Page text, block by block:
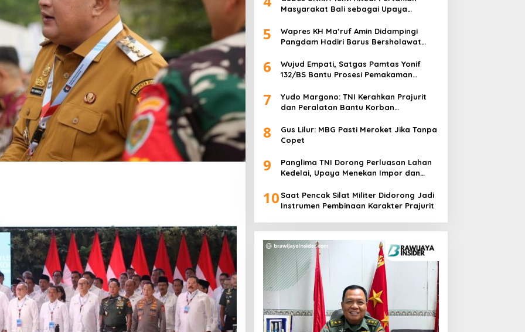
Masyarakat Bali sebagai Upaya
5
Wapres KH Ma’ruf Amin Didampingi
Pangdam Hadiri Barus Bersholawat
6
Wujud Empati, Satgas Pamtas Yonif
132/BS Bantu Prosesi Pemakaman
7
Yudo Margono: TNI Kerahkan Prajurit
dan Peralatan Bantu Korban
8
Gus Lilur: MBG Pasti Meroket Jika Tanpa
Copet
9
Panglima TNI Dorong Perluasan Lahan
Kedelai, Upaya Menekan Impor dan
10 Saat Pencak Silat Militer Didorong Jadi
Instrumen Pembinaan Karakter Prajurit